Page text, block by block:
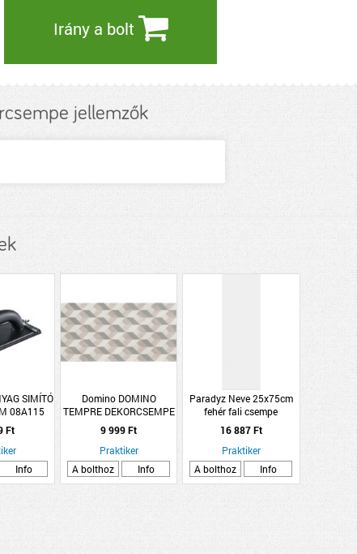
Irány a bolt
jellemzők
SIMÍTÓ
08A115
Ft
Info
Domino DOMINO
TEMPRE DEKORCSEMPE
30,8X60,8 CM SZÜRKE
9 999 Ft
Praktiker
A bolthoz
Info
Paradyz Neve 25x75cm
fehér fali csempe
16 887 Ft
Praktiker
A bolthoz
Info